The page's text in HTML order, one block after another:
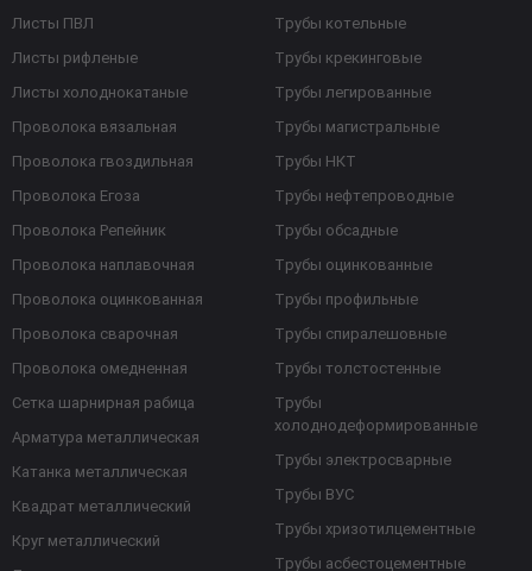
Листы ПВЛ
Листы рифленые
Листы холоднокатаные
Проволока вязальная
Проволока гвоздильная
Проволока Егоза
Проволока Репейник
Проволока наплавочная
Проволока оцинкованная
Проволока сварочная
Проволока омедненная
Сетка шарнирная рабица
Арматура металлическая
Катанка металлическая
Квадрат металлический
Круг металлический
Трубы котельные
Трубы крекинговые
Трубы легированные
Трубы магистральные
Трубы НКТ
Трубы нефтепроводные
Трубы обсадные
Трубы оцинкованные
Трубы профильные
Трубы спиралешовные
Трубы толстостенные
Трубы
холоднодеформированные
Трубы электросварные
Трубы ВУС
Трубы хризотилцементные
Трубы асбестоцементные